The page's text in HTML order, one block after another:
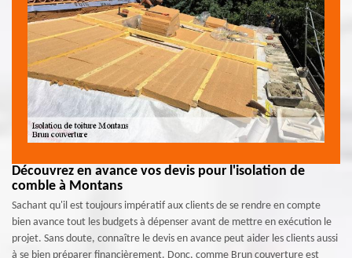
Découvrez en avance vos devis pour l'isolation de
comble à Montans
Sachant qu'il est toujours impératif aux clients de se rendre en compte
bien avance tout les budgets à dépenser avant de mettre en exécution le
projet. Sans doute, connaître le devis en avance peut aider les clients aussi
à se bien préparer financièrement. Donc, comme Brun couverture est